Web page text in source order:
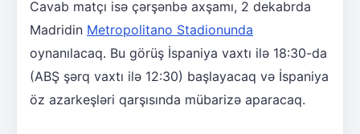
Cavab matçı isə çərşənbə axşamı, 2 dekabrda
Madridin Metropolitano Stadionunda
oynanılacaq. Bu görüş İspaniya vaxtı ilə 18:30-da
(ABŞ şərq vaxtı ilə 12:30) başlayacaq və İspaniya
öz azarkeşləri qarşısında mübarizə aparacaq.